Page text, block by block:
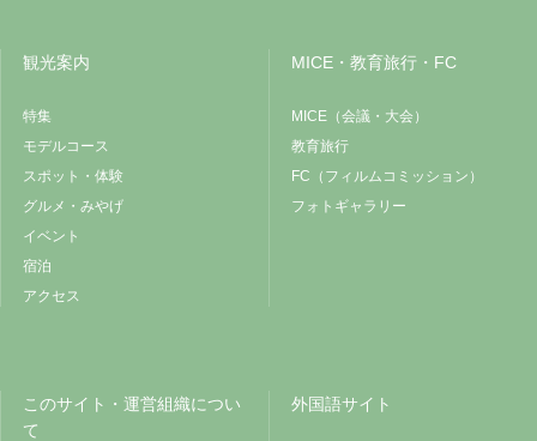
観光案内
特集
モデルコース
スポット・体験
グルメ・みやげ
イベント
宿泊
アクセス
MICE・教育旅行・FC
MICE（会議・大会）
教育旅行
FC（フィルムコミッション）
フォトギャラリー
このサイト・運営組織につい
て
外国語サイト